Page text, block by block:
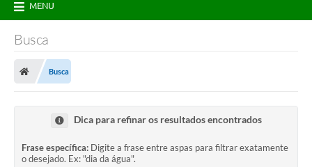
MENU
Busca
Busca
Dica para refinar os resultados encontrados
Frase específica: Digite a frase entre aspas para filtrar exatamente
o desejado. Ex: "dia da água".